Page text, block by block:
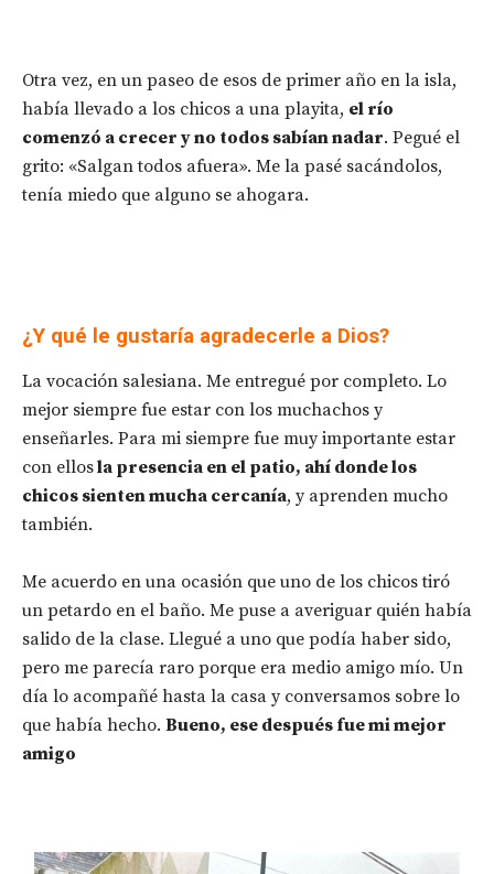
Otra vez, en un paseo de esos de primer año en la isla,
había llevado a los chicos a una playita, el río
comenzó a crecer y no todos sabían nadar. Pegué el
grito: «Salgan todos afuera». Me la pasé sacándolos,
tenía miedo que alguno se ahogara.
¿Y qué le gustaría agradecerle a Dios?
La vocación salesiana. Me entregué por completo. Lo
mejor siempre fue estar con los muchachos y
enseñarles. Para mi siempre fue muy importante estar
con ellosla presencia en el patio, ahí donde los
chicos sienten mucha cercanía, y aprenden mucho
también.
Me acuerdo en una ocasión que uno de los chicos tiró
un petardo en el baño. Me puse a averiguar quién había
salido de la clase. Llegué a uno que podía haber sido,
pero me parecía raro porque era medio amigo mío. Un
día lo acompañé hasta la casa y conversamos sobre lo
que había hecho. Bueno, ese después fue mi mejor
amigo